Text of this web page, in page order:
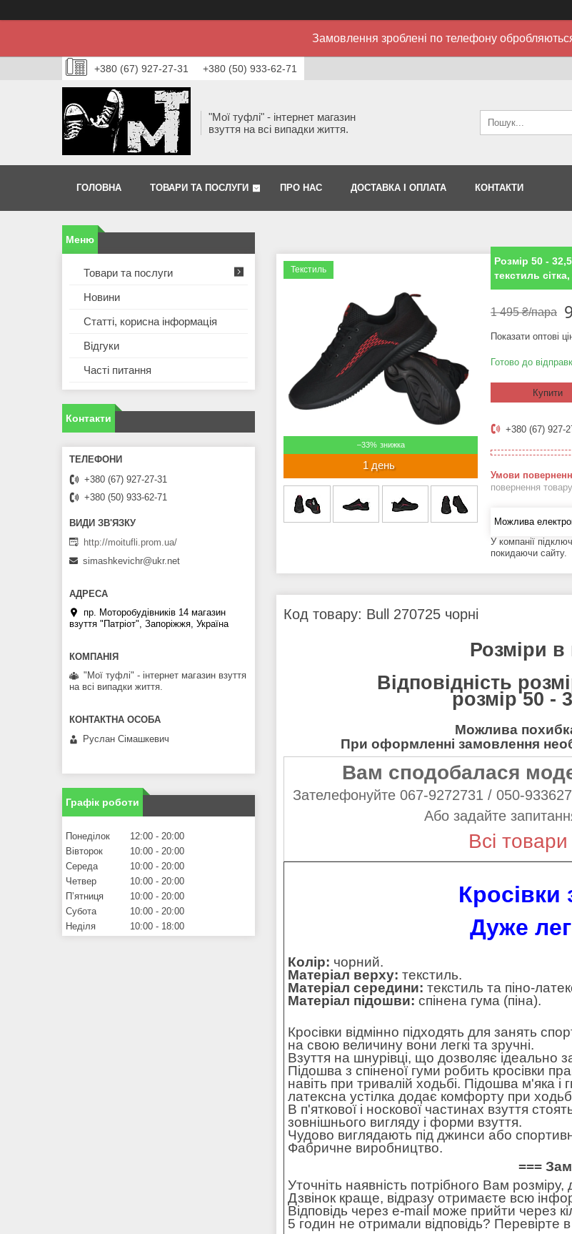
Замовлення зроблені по телефону
+380 (67) 927-27-31 +380 (50) 933-62-71
"Мої туфлі" - інтернет магазин
взуття на всі випадки життя.
ГОЛОВНА ТОВАРИ ТА ПОСЛУГИ ПРО НАС ДОСТАВКА І ОПЛАТА КОНТАКТИ
–33%
Текстиль
1 день
Розмір 50 -
текстиль сітка,
1 495 ₴/пара
Показати оптові
Готово до
Купити
+380 (67) 927-
повернення
У компанії
покидаючи сайту.
Код товару: Bull 270725 чорні
Розміри в
Відповідність
розмір 50 -
Можлива
При оформленні замовлення
Вам сподобалася
Зателефонуйте 067-9272731 / 050-
Або задайте
Всі
Кросівки
Дуже
Колір: чорний.
Матеріал верху: текстиль.
Матеріал середини: текстиль та піно-
Матеріал підошви: спінена гума (піна).
Кросівки відмінно підходять для занять
на свою величину вони легкі та зручні.
Взуття на шнурівці, що дозволяє ідеально
Підошва з спіненої гуми робить кросівки
навіть при тривалій ходьбі. Підошва м'яка
латексна устілка додає комфорту при
В п'яткової і носкової частинах взуття
зовнішнього вигляду і форми взуття.
Чудово виглядають під джинси або
Фабричне виробництво.
===
Уточніть наявність потрібного Вам
Дзвінок краще, відразу отримаєте всю
Відповідь через e-mail може прийти через
5 годин не отримали відповідь?
Товари та послуги
Новини
Статті, корисна інформація
Відгуки
Часті питання
Контакти
+380 (67) 927-27-31
+380 (50) 933-62-71
http://moitufli.prom.ua/
simashkevichr@ukr.net
пр. Моторобудівників 14 магазин
взуття "Патріот", Запоріжжя, Україна
"Мої туфлі" - інтернет магазин взуття
на всі випадки життя.
Руслан Сімашкевич
Графік роботи
Понеділок 12:00
20:00
Вівторок
10:00
20:00
Середа
10:00
20:00
Четвер
10:00
20:00
Пʼятниця
10:00
20:00
Субота
10:00
20:00
Неділя
10:00 18:00